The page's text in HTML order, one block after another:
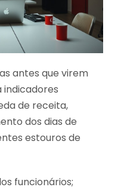
antes que virem
indicadores
de receita,
dos dias de
estouros de
funcionários;